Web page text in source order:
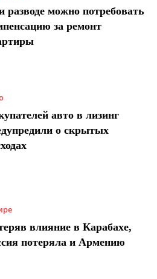
разводе можно потребовать
за ремонт
авто в лизинг
о скрытых
влияние в Карабахе,
потеряла и Армению